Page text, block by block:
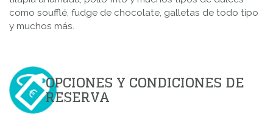
como soufflé, fudge de chocolate, galletas de todo tipo
y muchos más.
OPCIONES Y CONDICIONES DE
RESERVA